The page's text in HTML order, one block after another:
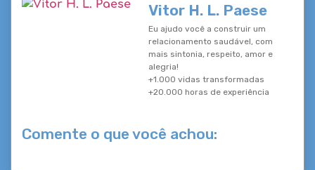
Vitor H. L. Paese
Eu ajudo você a construir um
relacionamento saudável, com
mais sintonia, respeito, amor e
alegria!
+1.000 vidas transformadas
+20.000 horas de experiência
Comente o que você achou: